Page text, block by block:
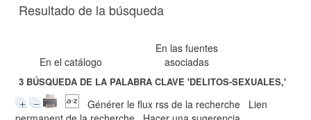
Resultado de la búsqueda
En el catálogo
En las fuentes
asociadas
3 BÚSQUEDA DE LA PALABRA CLAVE'DELITOS-SEXUALES,'
Générer le flux rss de la recherche
Lien